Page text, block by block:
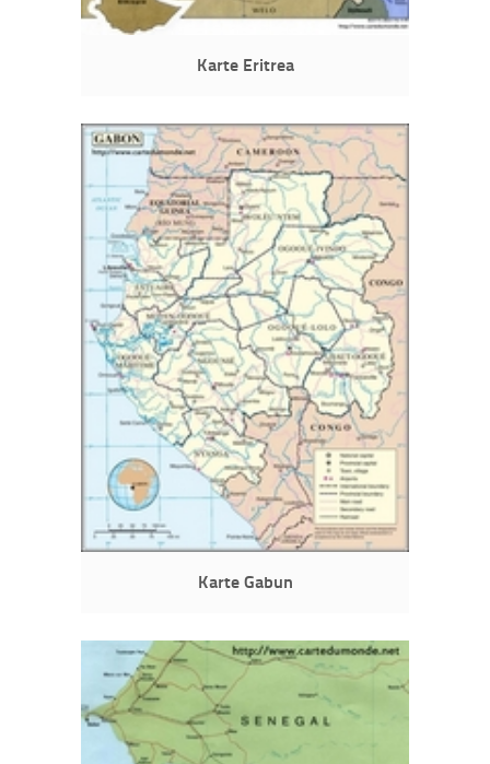
Karte Eritrea
Karte Gabun